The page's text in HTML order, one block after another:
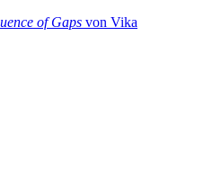
of Gaps von Vika